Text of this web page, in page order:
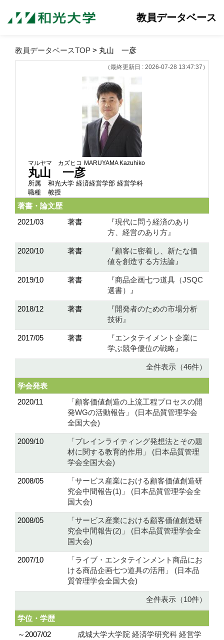
教員データベース
教員データベースTOP > 丸山 一彦
（最終更新日 : 2026-07-28 13:47:37）
マルヤマ カズヒコ MARUYAMA Kazuhiko
丸山 一彦
所属
和光大学 経済経営学部 経営学科
職種
教授
著書・論文歴
2021/03
著書
『現代に問う経済のあり
方、経営のあり方』
2020/10 著書
『顧客に密着し、新たな価
値を創造する方法論』
2019/10 著書
『商品企画七つ道具（JSQC
選書）』
2018/12 著書
『開発者のための市場分析
技術』
2017/05 著書
『エンタテイメント企業に
学ぶ競争優位の戦略』
全件表示（46件）
学会発表
2020/11
「顧客価値創造の上流工程プロセスの開
発WGの活動報告」 (日本品質管理学会
全国大会)
2009/10
「ブレインライティング発想法とその題
材に関する教育的作用」 (日本品質管理
学会全国大会)
2008/05
「サービス産業における顧客価値創造研
究会中間報告(1)」 (日本品質管理学会全
国大会)
2008/05
「サービス産業における顧客価値創造研
究会中間報告(2)」 (日本品質管理学会全
国大会)
2007/10
「ライブ・エンタテインメント商品にお
ける商品企画七つ道具の活用」 (日本品
質管理学会全国大会)
全件表示（10件）
学位・学歴
～2007/02
成城大学大学院 経済学研究科 経営学